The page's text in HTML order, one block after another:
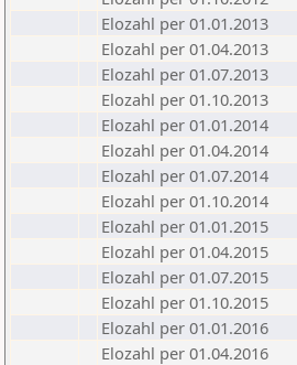
Elozahl per 01.01.2013
Elozahl per 01.04.2013
Elozahl per 01.07.2013
Elozahl per 01.10.2013
Elozahl per 01.01.2014
Elozahl per 01.04.2014
Elozahl per 01.07.2014
Elozahl per 01.10.2014
Elozahl per 01.01.2015
Elozahl per 01.04.2015
Elozahl per 01.07.2015
Elozahl per 01.10.2015
Elozahl per 01.01.2016
Elozahl per 01.04.2016